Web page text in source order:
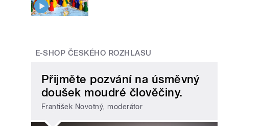
E-SHOP ČESKÉHO ROZHLASU
Přijměte pozvání na úsměvný
doušek moudré člověčiny.
František Novotný, moderátor